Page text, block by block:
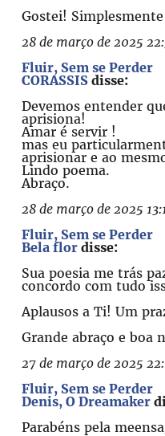
Gostei!
28 de março de 2025
Fluir, Sem se Perder
CORASSIS disse:
Devemos entender
aprisiona!
Amar é servir !
mas eu
aprisionar e ao
Lindo poema.
Abraço.
28 de março de 2025
Fluir, Sem se Perder
Bela flor disse:
Sua poesia me trás
concordo com tudo
Aplausos a Ti! Um
Grande abraço e boa
27 de março de 2025
Fluir, Sem se Perder
Denis, O Dreamaker
Parabéns pela